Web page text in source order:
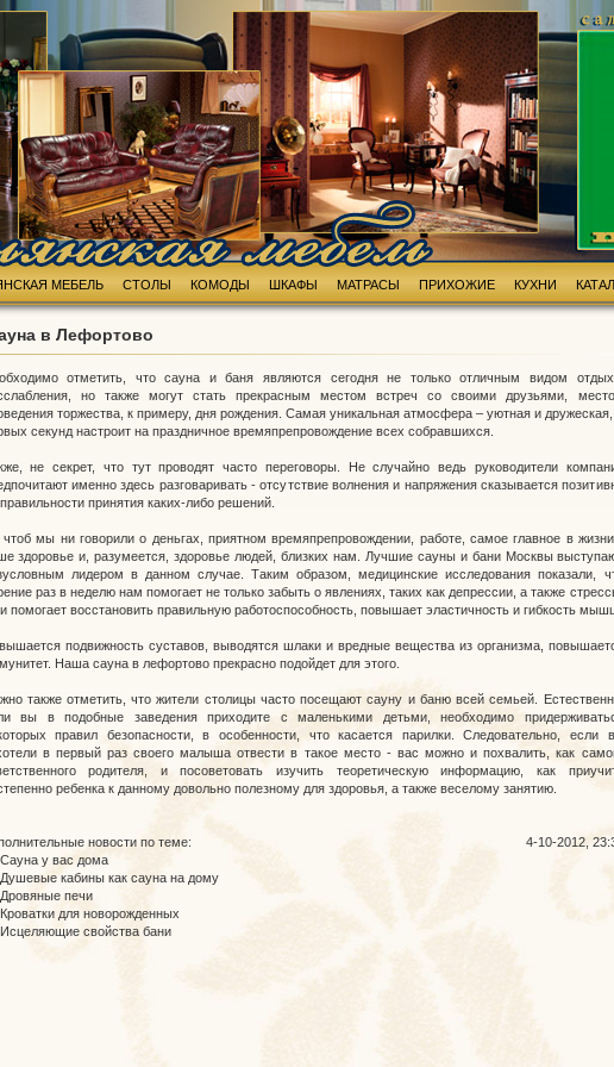
в Лефортово
отметить, что сауна и баня являются сегодня не только отличным видом
но также могут стать прекрасным местом встреч со своими друзьями,
торжества, к примеру, дня рождения. Самая уникальная атмосфера – уютная и
секунд настроит на праздничное времяпрепровождение всех собравшихся.
не секрет, что тут проводят часто переговоры. Не случайно ведь руководители
именно здесь разговаривать - отсутствие волнения и напряжения сказывается
принятия каких-либо решений.
чтоб мы ни говорили о деньгах, приятном времяпрепровождении, работе, самое главное в
здоровье и, разумеется, здоровье людей, близких нам. Лучшие сауны и бани Москвы
лидером в данном случае. Таким образом, медицинские исследования показали,
раз в неделю нам помогает не только забыть о явлениях, таких как депрессии, а также
помогает восстановить правильную работоспособность, повышает эластичность и гибкость
подвижность суставов, выводятся шлаки и вредные вещества из организма,
Наша сауна в лефортово прекрасно подойдет для этого.
также отметить, что жители столицы часто посещают сауну и баню всей семьей.
вы в подобные заведения приходите с маленькими детьми, необходимо
правил безопасности, в особенности, что касается парилки. Следовательно, если
в первый раз своего малыша отвести в такое место - вас можно и похвалить, как
родителя, и посоветовать изучить теоретическую информацию, как
ребенка к данному довольно полезному для здоровья, а также веселому занятию.
4-10-2012,
новости по теме:
Сауна у вас дома
Душевые кабины как сауна на дому
Дровяные печи
Кроватки для новорожденных
Исцеляющие свойства бани
МЕБЕЛЬ СТОЛЫ КОМОДЫ ШКАФЫ МАТРАСЫ ПРИХОЖИЕ КУХНИ